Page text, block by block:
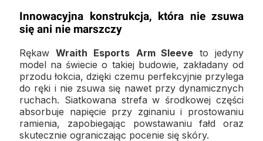
Innowacyjna konstrukcja, która nie zsuwa
się ani nie marszczy
Rękaw Wraith Esports Arm Sleeve to jedyny
model na świecie o takiej budowie, zakładany od
przodu łokcia, dzięki czemu perfekcyjnie przylega
do ręki i nie zsuwa się nawet przy dynamicznych
ruchach. Siatkowana strefa w środkowej części
absorbuje napięcie przy zginaniu i prostowaniu
ramienia, zapobiegając powstawaniu fałd oraz
skutecznie ograniczając pocenie się skóry.